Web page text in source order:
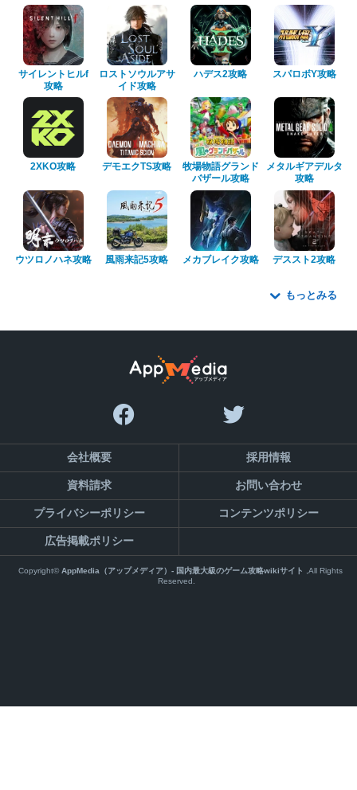
サイレントヒルf
攻略
ロストソウルアサ
イド攻略
ハデス2攻略 スパロボY攻略
2XKO攻略 デモエクTS攻略
牧場物語グランド
バザール攻略
メタルギアデルタ
攻略
ウツロノハネ攻略 風雨来記5攻略 メカブレイク攻略 デススト2攻略
もっとみる
会社概要 採用情報
資料請求 お問い合わせ
プライバシーポリシー コンテンツポリシー
広告掲載ポリシー
Copyright©AppMedia（アップメディア）- 国内最大級のゲーム攻略wikiサイト
,All Rights
Reserved.